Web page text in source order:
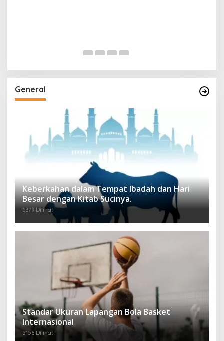
General
Keberkahan dalam Tempat Ibadah dan Hari
Besar dengan Kitab Sucinya.
5379 Dilihat
Standar Ukuran Lapangan Bola Basket
Internasional
5156 Dilihat